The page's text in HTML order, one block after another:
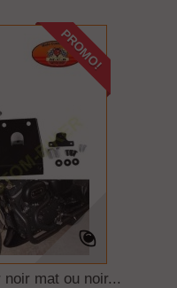
PROMO!
mat ou noir...